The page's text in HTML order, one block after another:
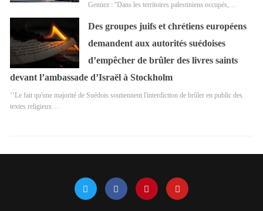
Gennez : ''Dans les territoires palestiniens occupés,…
Des groupes juifs et chrétiens européens
demandent aux autorités suédoises
d’empêcher de brûler des livres saints
devant l’ambassade d’Israël à Stockholm
‘’Le fait qu'une majorité de Suédois soutiennent l'interdiction de brûler en public des
textes religieux…